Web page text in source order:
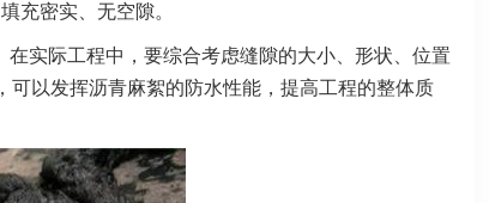
充密实、无空隙。
实际工程中，要综合考虑缝隙的大小、形状、位置
以发挥沥青麻絮的防水性能，提高工程的整体质